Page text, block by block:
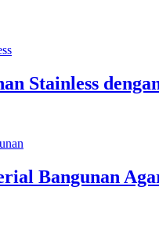
Stainless
Bangunan